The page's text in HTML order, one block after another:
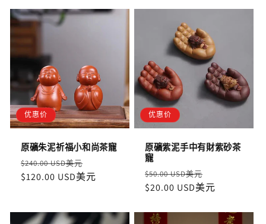
优惠价
原礦朱泥祈福小和尚茶寵
定
價
$240.00 USD美元
價
$120.00 USD美元
优惠价
原礦紫泥手中有財紫砂茶
寵
定
價
$50.00 USD美元
價
$20.00 USD美元